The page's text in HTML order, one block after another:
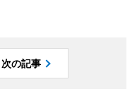
次の記事